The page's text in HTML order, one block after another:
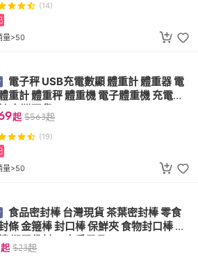
(14)
量>50
電子秤 USB充電數顯 體重計 體重器 電
重計 體重秤 體重機 電子體重機 充電體
台灣現貨
起 $563起
(19)
量>50
食品密封棒 台灣現貨 茶葉密封棒 零食
金箍棒 封口棒 保鮮夾 食物封口棒 保
塑膠袋封口 廚房用品
起 $23起